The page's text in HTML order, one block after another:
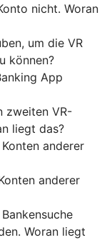
nicht. Woran
um die VR
können?
App
zweiten VR-
liegt das?
anderer
anderer
Woran liegt